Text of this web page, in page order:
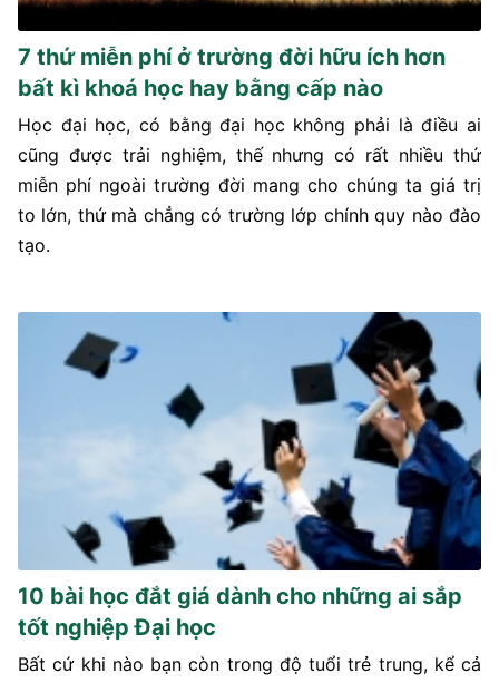
7 thứ miễn phí ở trường đời hữu ích hơn
bất kì khoá học hay bằng cấp nào
Học đại học, có bằng đại học không phải là điều ai
cũng được trải nghiệm, thế nhưng có rất nhiều thứ
miễn phí ngoài trường đời mang cho chúng ta giá trị
to lớn, thứ mà chẳng có trường lớp chính quy nào đào
tạo.
10 bài học đắt giá dành cho những ai sắp
tốt nghiệp Đại học
Bất cứ khi nào bạn còn trong độ tuổi trẻ trung, kể cả